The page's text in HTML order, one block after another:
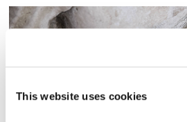
This website uses cookies